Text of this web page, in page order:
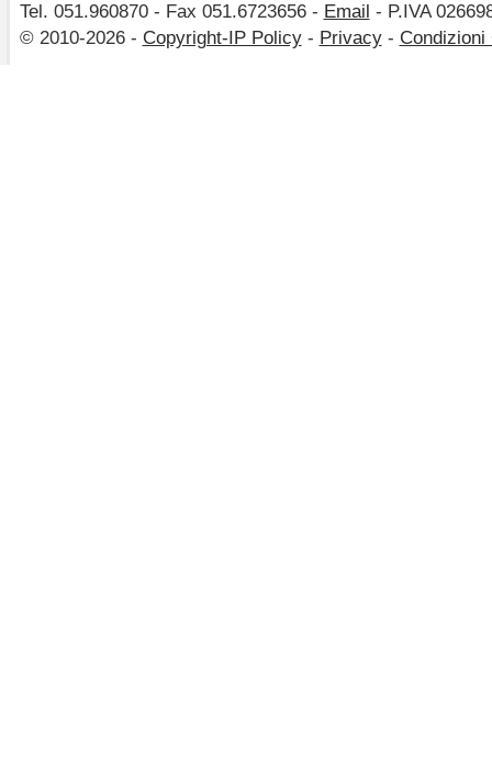
Tel. 051.960870 - Fax 051.6723656 - Email - P.IVA
© 2010-2026 - Copyright-IP Policy- Privacy- Condizioni